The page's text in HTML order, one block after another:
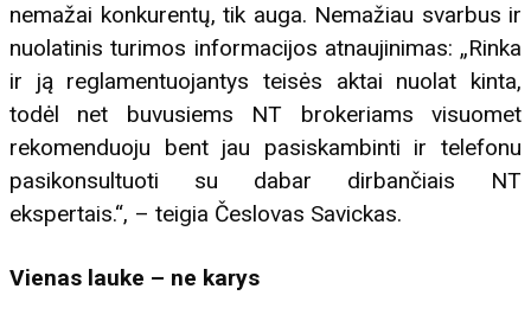
nemažai konkurentų, tik auga. Nemažiau svarbus ir
nuolatinis turimos informacijos atnaujinimas: „Rinka
ir ją reglamentuojantys teisės aktai nuolat kinta,
todėl net buvusiems NT brokeriams visuomet
rekomenduoju bent jau pasiskambinti ir telefonu
pasikonsultuoti su dabar dirbančiais NT
ekspertais.“, – teigia Česlovas Savickas.
Vienas lauke – ne karys